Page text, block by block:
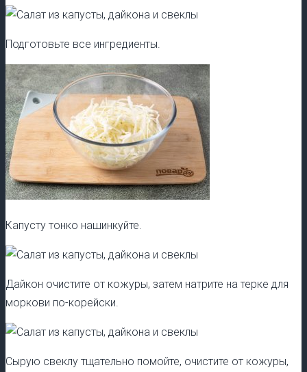
Подготовьте все ингредиенты.
Капусту тонко нашинкуйте.
Дайкон очистите от кожуры, затем натрите на терке для
моркови по-корейски.
Сырую свеклу тщательно помойте, очистите от кожуры,